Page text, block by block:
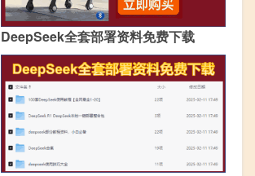
DeepSeek全套部署资料免费下载